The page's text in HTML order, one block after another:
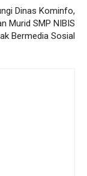
Dinas Kominfo,
Murid SMP NIBIS
Bermedia Sosial